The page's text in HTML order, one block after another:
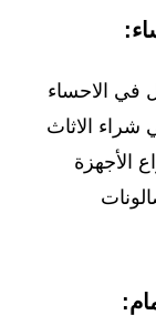
في الاحساء
الاثاث
الأجهزة